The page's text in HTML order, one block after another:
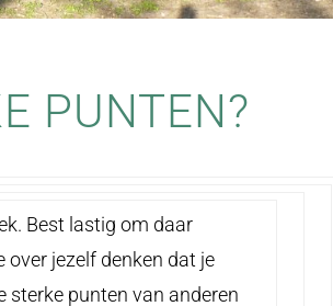
PUNTEN?
Best lastig om daar
over jezelf denken dat je
sterke punten van anderen